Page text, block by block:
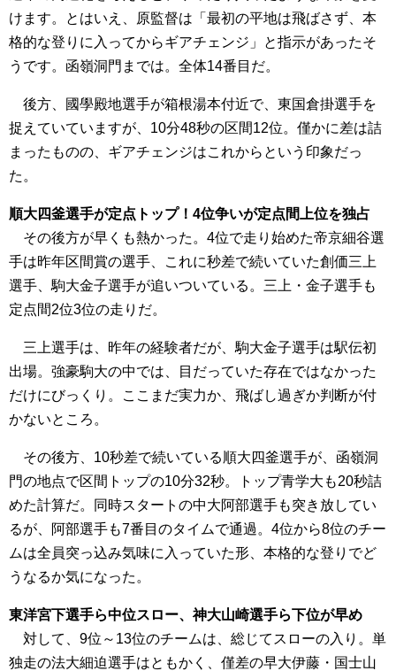
けます。とはいえ、原監督は「最初の平地は飛ばさず、本
格的な登りに入ってからギアチェンジ」と指示があったそ
うです。函嶺洞門までは。全体14番目だ。
後方、國學殿地選手が箱根湯本付近で、東国倉掛選手を
捉えていていますが、10分48秒の区間12位。僅かに差は詰
まったものの、ギアチェンジはこれからという印象だっ
た。
順大四釜選手が定点トップ！4位争いが定点間上位を独占
その後方が早くも熱かった。4位で走り始めた帝京細谷選
手は昨年区間賞の選手、これに秒差で続いていた創価三上
選手、駒大金子選手が追いついている。三上・金子選手も
定点間2位3位の走りだ。
三上選手は、昨年の経験者だが、駒大金子選手は駅伝初
出場。強豪駒大の中では、目だっていた存在ではなかった
だけにびっくり。ここまだ実力か、飛ばし過ぎか判断が付
かないところ。
その後方、10秒差で続いている順大四釜選手が、函嶺洞
門の地点で区間トップの10分32秒。トップ青学大も20秒詰
めた計算だ。同時スタートの中大阿部選手も突き放してい
るが、阿部選手も7番目のタイムで通過。4位から8位のチー
ムは全員突っ込み気味に入っていた形、本格的な登りでど
うなるか気になった。
東洋宮下選手ら中位スロー、神大山崎選手ら下位が早め
対して、9位～13位のチームは、総じてスローの入り。単
独走の法大細迫選手はともかく、僅差の早大伊藤・国士山